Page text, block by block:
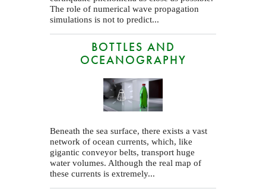
The role of numerical wave propagation
simulations is not to predict...
BOTTLES AND
OCEANOGRAPHY
Beneath the sea surface, there exists a vast
network of ocean currents, which, like
gigantic conveyor belts, transport huge
water volumes. Although the real map of
these currents is extremely...